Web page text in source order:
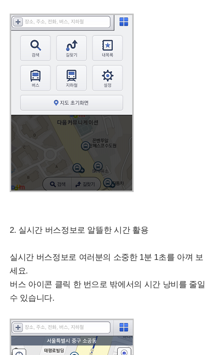
2. 실시간 버스정보로 알뜰한 시간 활용
실시간 버스정보로 여러분의 소중한 1분 1초를 아껴 보
세요.
버스 아이콘 클릭 한 번으로 밖에서의 시간 낭비를 줄일
수 있습니다.